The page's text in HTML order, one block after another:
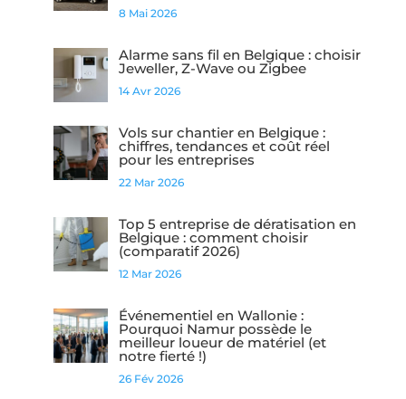
8 Mai 2026
Alarme sans fil en Belgique : choisir
Jeweller, Z-Wave ou Zigbee
14 Avr 2026
Vols sur chantier en Belgique :
chiffres, tendances et coût réel
pour les entreprises
22 Mar 2026
Top 5 entreprise de dératisation en
Belgique : comment choisir
(comparatif 2026)
12 Mar 2026
Événementiel en Wallonie :
Pourquoi Namur possède le
meilleur loueur de matériel (et
notre fierté !)
26 Fév 2026